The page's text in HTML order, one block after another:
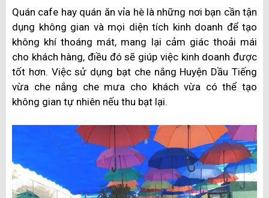
Quán cafe hay quán ăn vỉa hè là những nơi bạn cần tận
dụng không gian và mọi diện tích kinh doanh để tạo
không khí thoáng mát, mang lại cảm giác thoải mái
cho khách hàng, điều đó sẽ giúp việc kinh doanh được
tốt hơn. Việc sử dụng bạt che nắng Huyện Dầu Tiếng
vừa che nắng che mưa cho khách vừa có thể tạo
không gian tự nhiên nếu thu bạt lại.